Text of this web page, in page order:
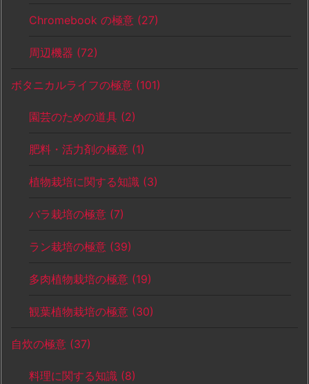
Chromebook の極意 (27)
周辺機器 (72)
ボタニカルライフの極意 (101)
園芸のための道具 (2)
肥料・活力剤の極意 (1)
植物栽培に関する知識 (3)
バラ栽培の極意 (7)
ラン栽培の極意 (39)
多肉植物栽培の極意 (19)
観葉植物栽培の極意 (30)
自炊の極意 (37)
料理に関する知識 (8)